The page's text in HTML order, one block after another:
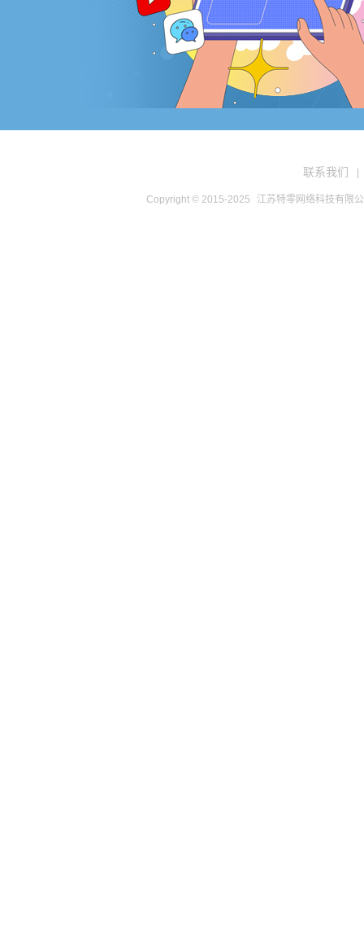
联系我们
Copyright © 2015-2025 江苏特零网络科技有限